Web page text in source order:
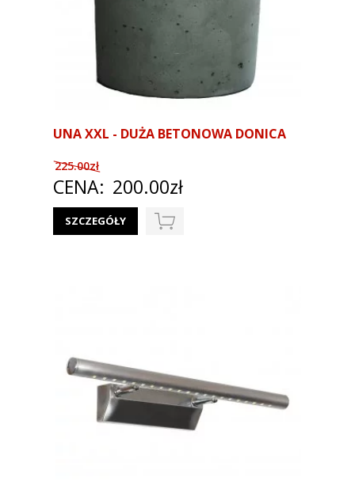
UNA XXL - DUŻA BETONOWA DONICA
225.00zł
CENA: 200.00zł
SZCZEGÓŁY